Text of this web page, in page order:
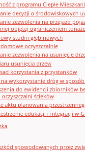
z programu Ciepłe
decyzji o środowiskowych
zezwolenia na przejazd
objętej ograniczeniem
studni głębinowych
oczyszczalnie
zezwolenia na usunięcie
usunięcia drzew
korzystania z przystanków
wykorzystanie dróg w sposób
do ewidencji zbiorników
ścieków
aktu planowania
edukacji i integracji w
spowodowanych przez